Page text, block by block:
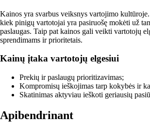
Kainos yra svarbus veiksnys vartojimo
kiek pinigų vartotojai yra pasiruošę mokėti už
paslaugas. Taip pat kainos gali veikti vartotojų
sprendimams ir prioritetais.
Kainų įtaka vartotojų elgesiui
Prekių ir paslaugų prioritizavimas;
Kompromisų ieškojimas tarp kokybės ir
Skatinimas aktyviau ieškoti geriausių
Apibendrinant